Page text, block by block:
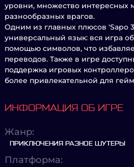
уровни, множество интересных
разнообразных врагов.
Одним из главных плюсов 'Sapo
универсальный язык: вся игра
помощью символов, что
переводов. Также в игре
поддержка игровых
более привлекательной для
ИНФОРМАЦИЯ ОБ ИГРЕ
Жанр:
ПРИКЛЮЧЕНИЯ РАЗНОЕ ШУТЕРЫ
Платформа: